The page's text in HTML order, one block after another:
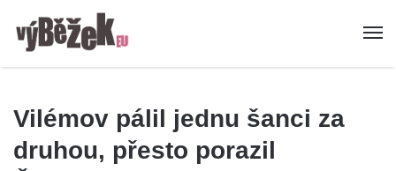
Vilémov pálil jednu šanci za
druhou, přesto porazil